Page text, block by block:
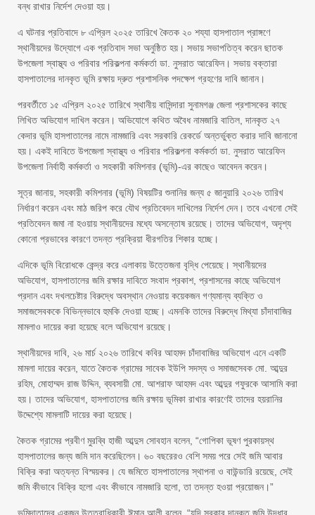
বন্ধ রাখার নির্দেশ দেওয়া হয়।
এ ঘটনার প্রতিবাদে ৮ এপ্রিল ২০২৫ তারিখে কৈতক ২০ শয্যা হাসপাতাল প্রাঙ্গণে
স্থানীয়দের উদ্যোগে এক প্রতিবাদ সভা অনুষ্ঠিত হয়। সভায় সভাপতিত্ব করেন ছাতক
উপজেলা স্বাস্থ্য ও পরিবার পরিকল্পনা কর্মকর্তা ডা. নুসরাত আরেফিন। সভায় বক্তারা
হাসপাতালের দানকৃত ভূমি রক্ষায় দ্রুত প্রশাসনিক পদক্ষেপ গ্রহণের দাবি জানান।
পরবর্তীতে ১৫ এপ্রিল ২০২৫ তারিখে স্থানীয় বাসিন্দারা সুনামগঞ্জ জেলা প্রশাসকের কাছে
লিখিত অভিযোগ দাখিল করেন। অভিযোগে কথিত অবৈধ নামজারি বাতিল, দানকৃত ২৭
কেদার ভূমি হাসপাতালের নামে নামজারি এবং সরকারি রেকর্ডে অন্তর্ভুক্ত করার দাবি জানানো
হয়। একই দাবিতে উপজেলা স্বাস্থ্য ও পরিবার পরিকল্পনা কর্মকর্তা ডা. নুসরাত আরেফিন
উপজেলা নির্বাহী কর্মকর্তা ও সহকারী কমিশনার (ভূমি)-এর কাছেও আবেদন করেন।
সূত্র জানায়, সহকারী কমিশনার (ভূমি) বিষয়টির শুনানির জন্য ৫ জানুয়ারি ২০২৬ তারিখ
নির্ধারণ করেন এবং মাঠ জরিপ করে যৌথ প্রতিবেদন দাখিলের নির্দেশ দেন। তবে এখনো সেই
প্রতিবেদন জমা না হওয়ায় স্থানীয়দের মধ্যে অসন্তোষ রয়েছে। তাদের অভিযোগ, অদৃশ্য
কোনো প্রভাবের কারণে তদন্ত প্রক্রিয়া ধীরগতির শিকার হচ্ছে।
এদিকে ভূমি বিরোধকে কেন্দ্র করে এলাকায় উত্তেজনা বৃদ্ধি পেয়েছে। স্থানীয়দের
অভিযোগ, হাসপাতালের জমি রক্ষার দাবিতে সংবাদ প্রকাশ, প্রশাসনের কাছে অভিযোগ
প্রদান এবং দখলচেষ্টার বিরুদ্ধে অবস্থান নেওয়ায় কয়েকজন গণ্যমান্য ব্যক্তি ও
সমাজসেবককে বিভিন্নভাবে হুমকি দেওয়া হচ্ছে। এমনকি তাদের বিরুদ্ধে মিথ্যা চাঁদাবাজির
মামলাও দায়ের করা হয়েছে বলে অভিযোগ রয়েছে।
স্থানীয়দের দাবি, ২৬ মার্চ ২০২৬ তারিখে কবির আহমদ চাঁদাবাজির অভিযোগ এনে একটি
মামলা দায়ের করেন, যাতে কৈতক গ্রামের সাবেক ইউপি সদস্য ও সমাজসেবক মো. আব্দুর
রহিম, মোহাম্মদ রাজ উদ্দিন, ব্যবসায়ী মো. আশরাফ আহমদ এবং আব্দুর গফুরকে আসামি করা
হয়। তাদের অভিযোগ, হাসপাতালের জমি রক্ষায় ভূমিকা রাখার কারণেই তাদের হয়রানির
উদ্দেশ্যে মামলাটি দায়ের করা হয়েছে।
কৈতক গ্রামের প্রবীণ মুরব্বি হাজী আব্দুস সোবহান বলেন, “গোপিকা ভূষণ পুরকায়স্থ
হাসপাতালের জন্য জমি দান করেছিলেন। ৬০ বছরেরও বেশি সময় পরে সেই জমি আবার
বিক্রি করা অত্যন্ত বিস্ময়কর। যে জমিতে হাসপাতালের স্থাপনা ও বাউন্ডারি রয়েছে, সেই
জমি কীভাবে বিক্রি হলো এবং কীভাবে নামজারি হলো, তা তদন্ত হওয়া প্রয়োজন।”